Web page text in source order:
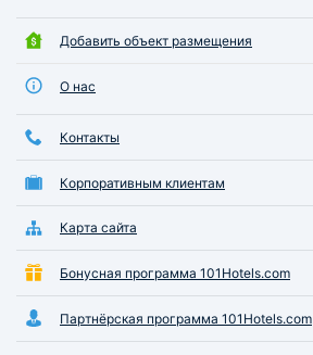
Добавить объект размещения
О нас
Контакты
Корпоративным клиентам
Карта сайта
Бонусная программа 101Hotels.com
Партнёрская программа 101Hotels.com